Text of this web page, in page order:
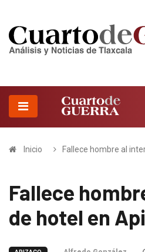
Inicio Fallece hombre al
Fallece
de hotel en